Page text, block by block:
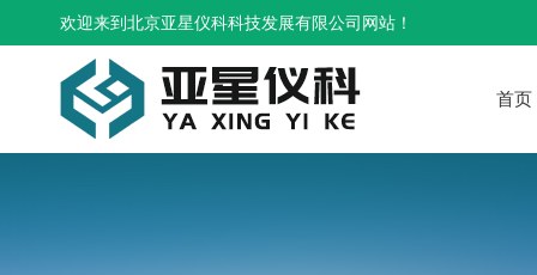
欢迎来到北京亚星仪科科技发展有限公司网站！
首页